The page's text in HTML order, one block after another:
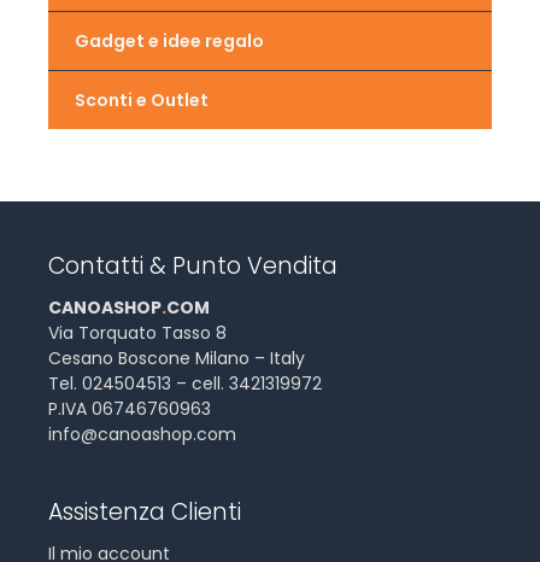
Gadget e idee regalo
Sconti e Outlet
Contatti & Punto Vendita
CANOASHOP.COM
Via Torquato Tasso 8
Cesano Boscone Milano – Italy
Tel. 024504513 – cell. 3421319972
P.IVA 06746760963
info@canoashop.com
Assistenza Clienti
Il mio account